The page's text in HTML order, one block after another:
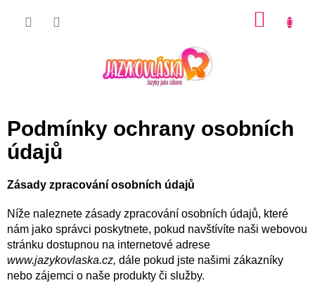
Podmínky ochrany osobních
údajů
Zásady zpracování osobních údajů
Níže naleznete zásady zpracování osobních údajů, které
nám jako správci poskytnete, pokud navštívíte naši webovou
stránku dostupnou na internetové adrese
www.jazykovlaska.cz, dále pokud jste našimi zákazníky
nebo zájemci o naše produkty či služby.